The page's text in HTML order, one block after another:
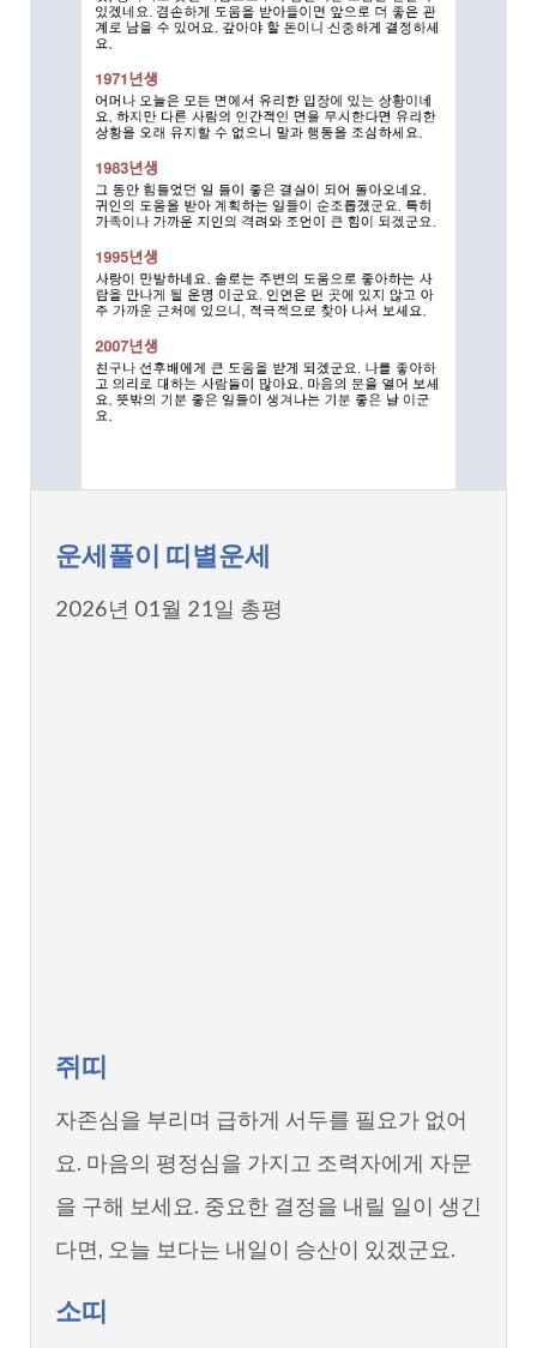
운세풀이 띠별운세
2026년 01월 21일 총평
쥐띠
자존심을 부리며 급하게 서두를 필요가 없어
요. 마음의 평정심을 가지고 조력자에게 자문
을 구해 보세요. 중요한 결정을 내릴 일이 생긴
다면, 오늘 보다는 내일이 승산이 있겠군요.
소띠